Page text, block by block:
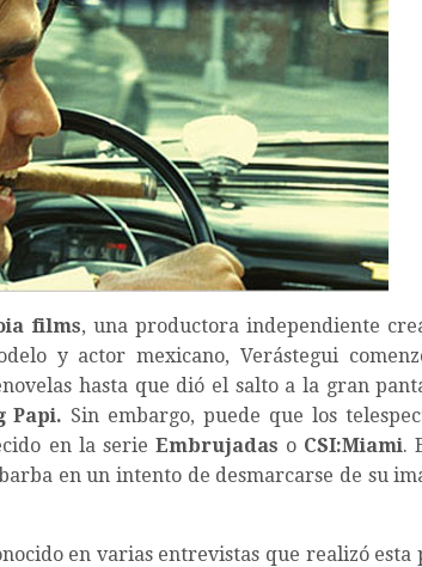
films, una productora independiente
y actor mexicano, Verástegui
hasta que dió el salto a la gran
Papi. Sin embargo, puede que los
en la serie Embrujadas o CSI:Miami.
en un intento de desmarcarse de su
en varias entrevistas que realizó esta